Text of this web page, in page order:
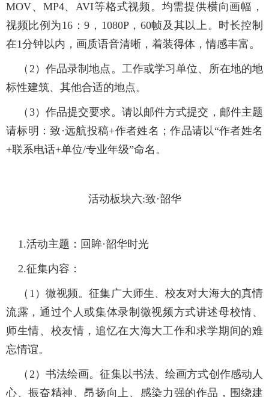
MOV、MP4、AVI等格式视频。均需提供横向画幅，
视频比例为16：9，1080P，60帧及其以上。时长控制
在1分钟以内，画质语音清晰，着装得体，情感丰富。
（2）作品录制地点。工作或学习单位、所在地的地
标性建筑、其他合适的地点。
（3）作品提交要求。请以邮件方式提交，邮件主题
请标明：致·远航投稿+作者姓名；作品请以“作者姓名
+联系电话+单位/专业年级”命名。
活动板块六:致·韶华
1.活动主题： 回眸·韶华时光
2.征集内容：
（1）微视频。征集广大师生、校友对大海大的真情
流露，通过个人或集体录制微视频方式讲述母校情、
师生情、校友情，追忆在大海大工作和求学期间的难
忘情谊。
（2）书法绘画。征集以书法、绘画方式创作感动人
心、振奋精神、昂扬向上、感染力强的作品，围绕建